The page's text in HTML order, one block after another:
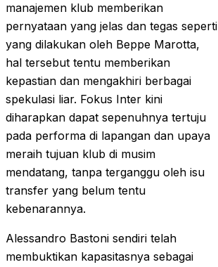
manajemen klub memberikan
pernyataan yang jelas dan tegas seperti
yang dilakukan oleh Beppe Marotta,
hal tersebut tentu memberikan
kepastian dan mengakhiri berbagai
spekulasi liar. Fokus Inter kini
diharapkan dapat sepenuhnya tertuju
pada performa di lapangan dan upaya
meraih tujuan klub di musim
mendatang, tanpa terganggu oleh isu
transfer yang belum tentu
kebenarannya.
Alessandro Bastoni sendiri telah
membuktikan kapasitasnya sebagai